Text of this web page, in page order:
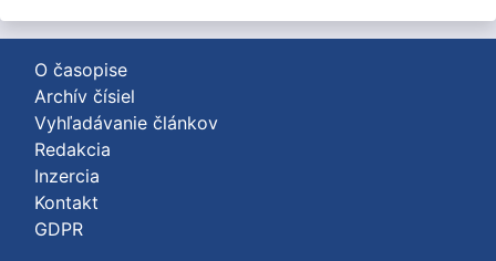
O časopise
Archív čísiel
Vyhľadávanie článkov
Redakcia
Inzercia
Kontakt
GDPR